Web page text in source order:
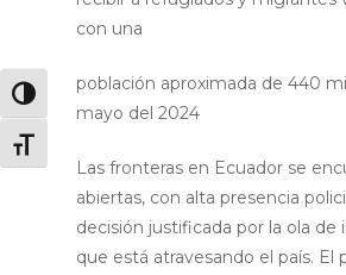
Alternar alto contraste
Alternar tamaño de letra
con una
población aproximada de 440
mayo del 2024
Las fronteras en Ecuador se
abiertas, con alta presencia
decisión justificada por la ola de
que está atravesando el país. El